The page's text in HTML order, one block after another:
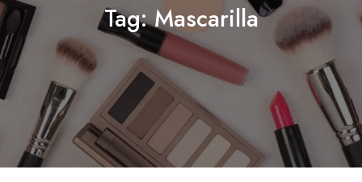
Tag:Mascarilla